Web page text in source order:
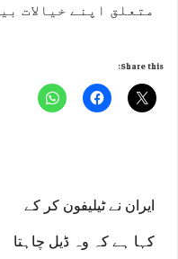
متعلق اپنے خیالات
Share this:
ایران نے ٹیلیفون کر کے
کہا ہے کہ وہ ڈیل چاہتا